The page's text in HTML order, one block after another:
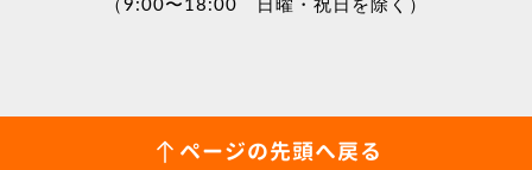
（9:00〜18:00 日曜・祝日を除く）
ページの先頭へ戻る